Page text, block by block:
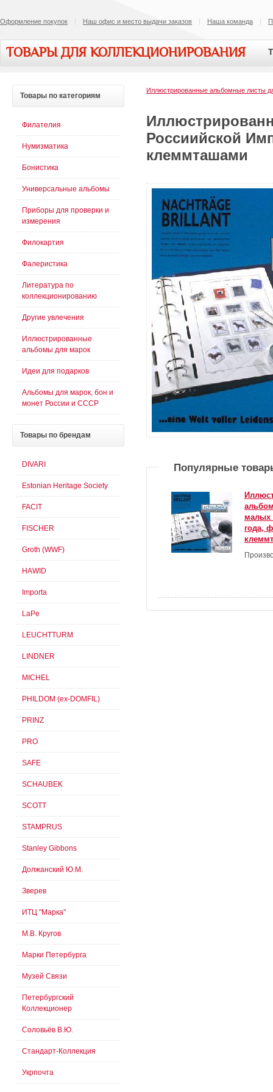
Оформление покупок Наш офис и место выдачи заказов Наша команда
ТОВАРЫ ДЛЯ КОЛЛЕКЦИОНИРОВАНИЯ
Иллюстрированные альбомные листы
Россиийской
клеммташами
Популярные
малых
года,
Товары по категориям
Филателия
Нумизматика
Бонистика
Универсальные альбомы
Приборы для проверки и
измерения
Филокартия
Фалеристика
Литература по
коллекционированию
Другие увлечения
Иллюстрированные
альбомы для марок
Идеи для подарков
Альбомы для марок, бон и
монет России и СССР
Товары по брендам
DIVARI
Estonian Heritage Society
FACIT
FISCHER
Groth (WWF)
HAWID
Importa
LaPe
LEUCHTTURM
LINDNER
MICHEL
PHILDOM (ex-DOMFIL)
PRINZ
PRO
SAFE
SCHAUBEK
SCOTT
STAMPRUS
Stanley Gibbons
Должанский Ю.М.
Зверев
ИТЦ "Марка"
М.В. Кругов
Марки Петербурга
Музей Связи
Петербургский
Коллекционер
Соловьёв В.Ю.
Стандарт-Коллекция
Укрпочта